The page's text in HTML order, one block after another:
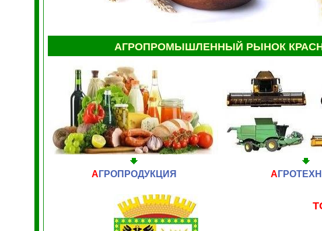
АГРОПРОМЫШЛЕННЫЙ РЫНОК
А ГРОПРОДУКЦИЯ А